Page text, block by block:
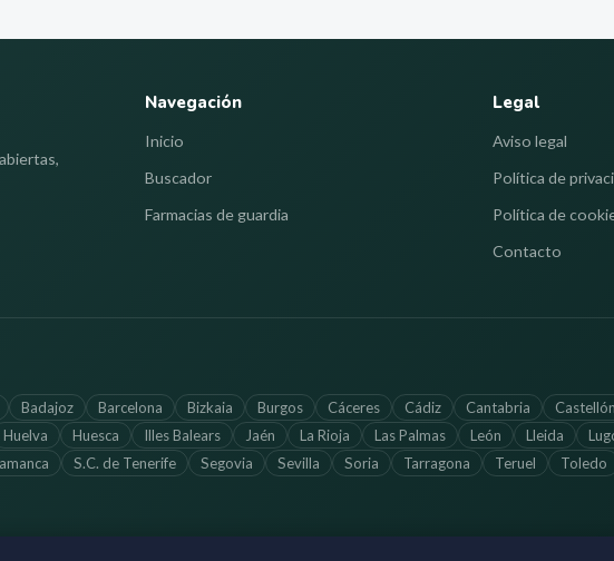
Navegación
Inicio
Buscador
Farmacias de guardia
Legal
Aviso legal
Política de
Política de
Contacto
Badajoz Barcelona Bizkaia Burgos Cáceres Cádiz Cantabria Castellón
Huelva Huesca Illes Balears Jaén La Rioja Las Palmas León Lleida
S.C. de Tenerife Segovia Sevilla Soria Tarragona Teruel Toledo